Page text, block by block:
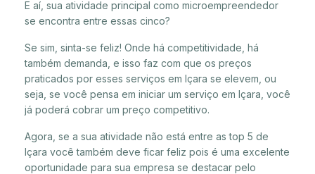
E aí, sua atividade principal como microempreendedor
se encontra entre essas cinco?
Se sim, sinta-se feliz! Onde há competitividade, há
também demanda, e isso faz com que os preços
praticados por esses serviços em Içara se elevem, ou
seja, se você pensa em iniciar um serviço em Içara, você
já poderá cobrar um preço competitivo.
Agora, se a sua atividade não está entre as top 5 de
Içara você também deve ficar feliz pois é uma excelente
oportunidade para sua empresa se destacar pelo